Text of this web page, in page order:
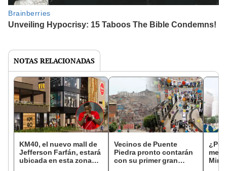
NOTAS RELACIONADAS
KM40, el nuevo mall de
Jefferson Farfán, estará
ubicada en esta zona
Vecinos de Puente
Piedra pronto contarán
con su primer gran
¿Por